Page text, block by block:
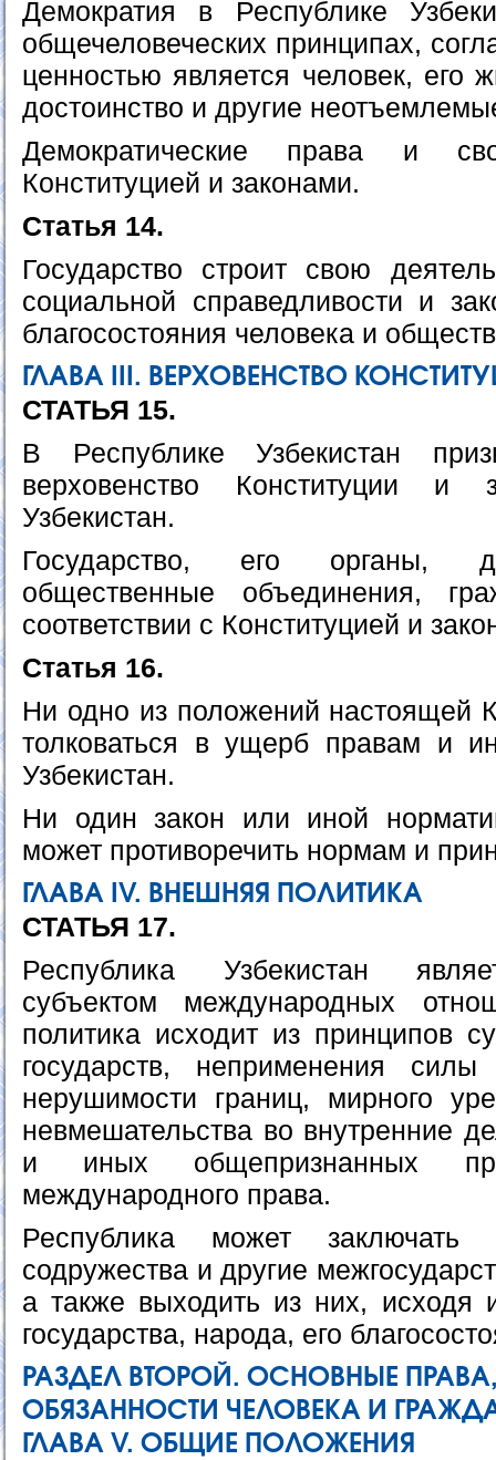
Демократия в Республике
общечеловеческих принципах,
ценностью является человек, его
достоинство и другие
Демократические права и
Конституцией и законами.
Статья 14.
Государство строит свою
социальной справедливости и
благосостояния человека и
ГЛАВА III. ВЕРХОВЕНСТВО
СТАТЬЯ 15.
В Республике Узбекистан
верховенство Конституции и
Узбекистан.
Государство, его органы,
общественные объединения,
соответствии с Конституцией и
Статья 16.
Ни одно из положений настоящей
толковаться в ущерб правам и
Узбекистан.
Ни один закон или иной
может противоречить нормам и
ГЛАВА IV. ВНЕШНЯЯ ПОЛИТИКА
СТАТЬЯ 17.
Республика Узбекистан
субъектом международных
политика исходит из принципов
государств, неприменения
нерушимости границ, мирного
невмешательства во внутренние
и иных общепризнанных
международного права.
Республика может
содружества и другие
а также выходить из них, исходя
государства, народа, его
РАЗДЕЛ ВТОРОЙ. ОСНОВНЫЕ
ОБЯЗАННОСТИ ЧЕЛОВЕКА И
ГЛАВА V. ОБЩИЕ ПОЛОЖЕНИЯ